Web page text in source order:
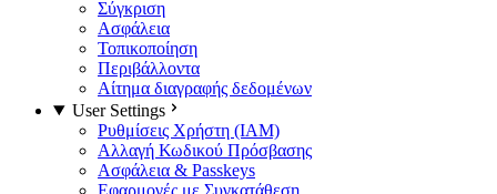
Σύγκριση
Ασφάλεια
Τοπικοποίηση
Περιβάλλοντα
Αίτημα διαγραφής δεδομένων
User Settings
Ρυθμίσεις Χρήστη (IAM)
Αλλαγή Κωδικού Πρόσβασης
Ασφάλεια & Passkeys
Εφαρμογές με Συγκατάθεση